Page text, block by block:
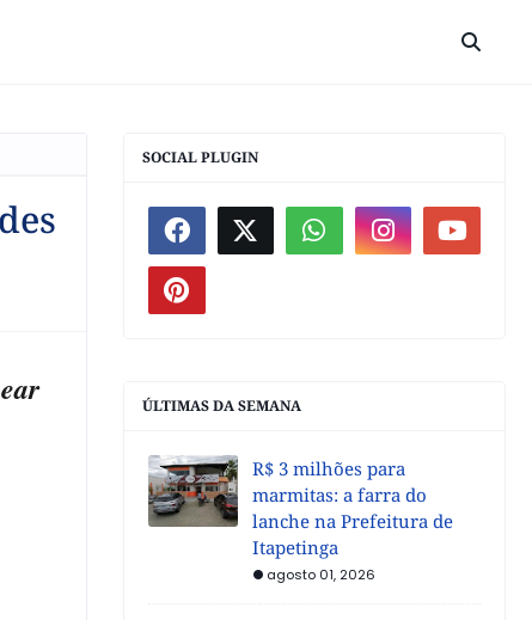
SOCIAL PLUGIN
ÚLTIMAS DA SEMANA
R$ 3 milhões para
marmitas: a farra do
lanche na Prefeitura de
Itapetinga
agosto 01, 2026